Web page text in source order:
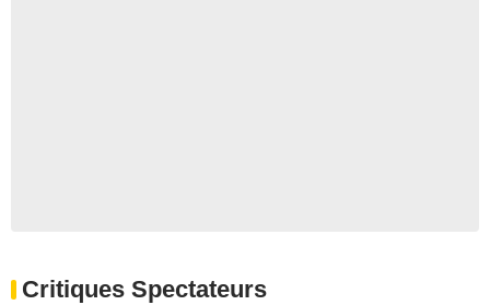
Critiques Spectateurs